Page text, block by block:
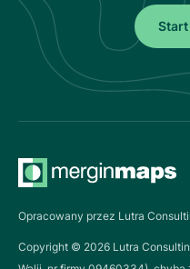
Opracowany przez Lutra
Copyright © 2026 Lutra